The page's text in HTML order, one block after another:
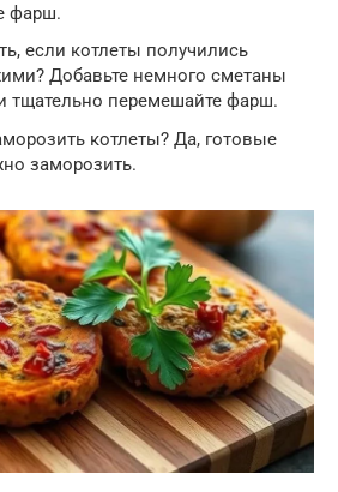
фарш.
если котлеты получились
Добавьте немного сметаны
тщательно перемешайте фарш.
котлеты? Да, готовые
заморозить.